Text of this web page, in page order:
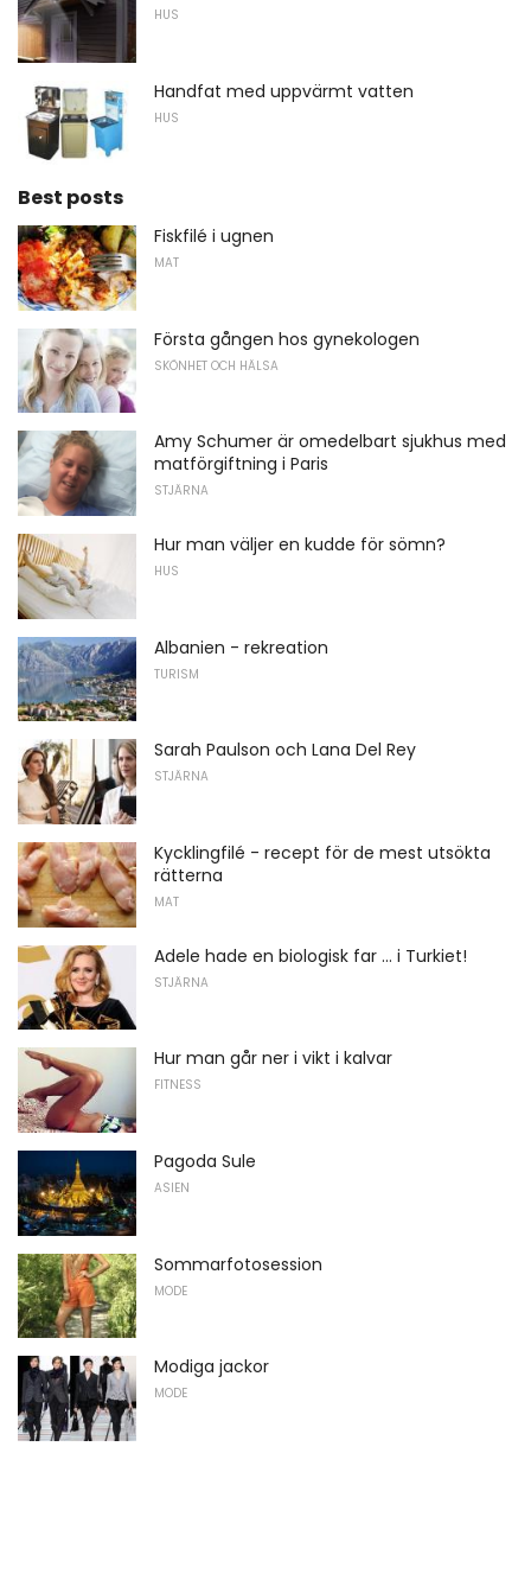
HUS
Handfat med uppvärmt vatten
HUS
Best posts
Fiskfilé i ugnen
MAT
Första gången hos gynekologen
SKÖNHET OCH HÄLSA
Amy Schumer är omedelbart sjukhus med
matförgiftning i Paris
STJÄRNA
Hur man väljer en kudde för sömn?
HUS
Albanien - rekreation
TURISM
Sarah Paulson och Lana Del Rey
STJÄRNA
Kycklingfilé - recept för de mest utsökta
rätterna
MAT
Adele hade en biologisk far ... i Turkiet!
STJÄRNA
Hur man går ner i vikt i kalvar
FITNESS
Pagoda Sule
ASIEN
Sommarfotosession
MODE
Modiga jackor
MODE